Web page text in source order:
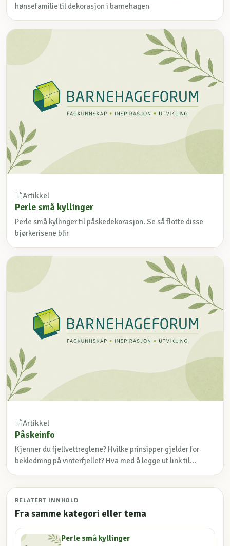
hønsefamilie til dekorasjon i barnehagen
Artikkel
Perle små kyllinger
Perle små kyllinger til påskedekorasjon. Se så flotte disse
bjørkerisene blir
Artikkel
Påskeinfo
Kjenner du fjellvettreglene? Hvilke prinsipper gjelder for
bekledning på vinterfjellet? Hva med å legge ut link til...
RELATERT INNHOLD
Fra samme kategori eller tema
Perle små kyllinger